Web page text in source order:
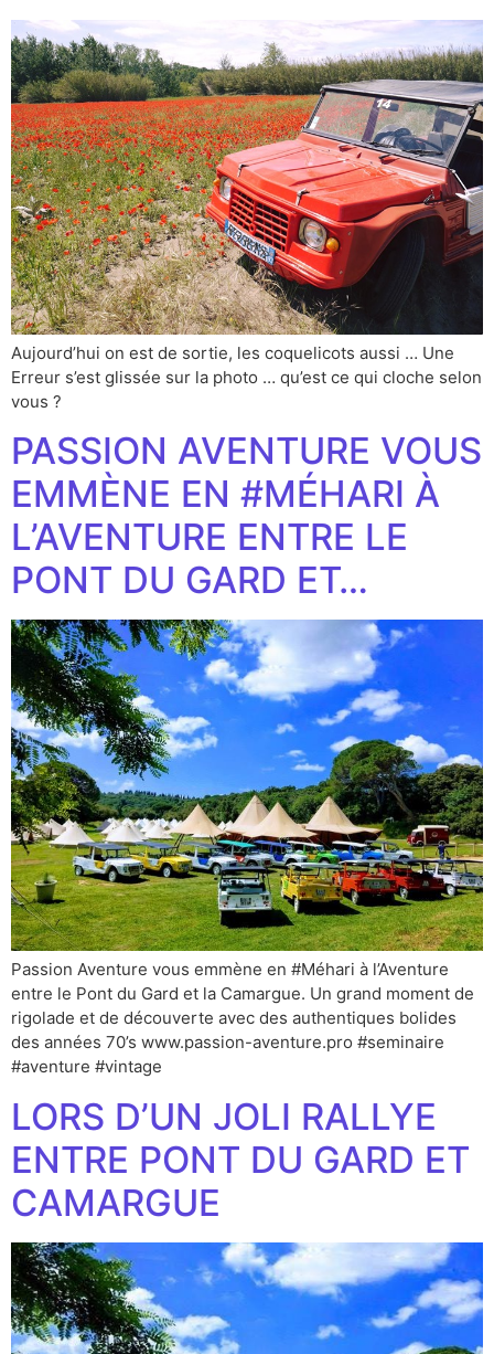
Aujourd’hui on est de sortie, les coquelicots aussi … Une
Erreur s’est glissée sur la photo … qu’est ce qui cloche selon
vous ?
PASSION AVENTURE VOUS
EMMÈNE EN #MÉHARI À
L’AVENTURE ENTRE LE
PONT DU GARD ET…
Passion Aventure vous emmène en #Méhari à l’Aventure
entre le Pont du Gard et la Camargue. Un grand moment de
rigolade et de découverte avec des authentiques bolides
des années 70’s www.passion-aventure.pro #seminaire
#aventure #vintage
LORS D’UN JOLI RALLYE
ENTRE PONT DU GARD ET
CAMARGUE